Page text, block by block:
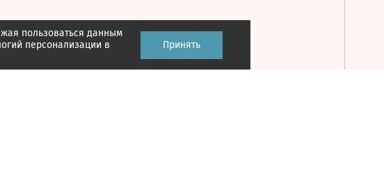
пользоваться данным
персонализации в
Принять